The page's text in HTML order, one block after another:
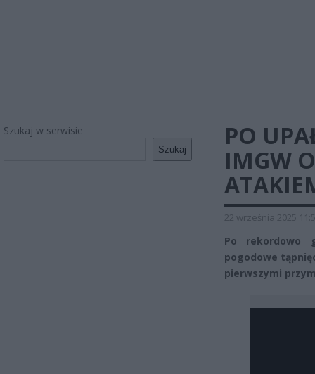
Szukaj w serwisie
Szukaj
PO
IMGW
22 września 2025
Po rekordowo
pogodowe
pierwszymi